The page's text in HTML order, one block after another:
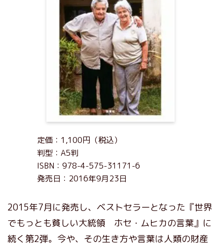
定価：1,100円（税込）
判型：A5判
ISBN：978-4-575-31171-6
発売日：2016年9月23日
2015年7月に発売し、ベストセラーとなった『世界
でもっとも貧しい大統領 ホセ・ムヒカの言葉』に
続く第2弾。今や、その生き方や言葉は人類の財産